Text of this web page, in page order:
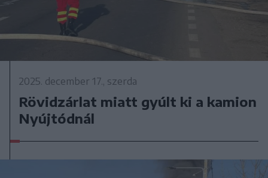
2025. december 17., szerda
Rövidzárlat miatt gyúlt ki a kamion
Nyújtódnál